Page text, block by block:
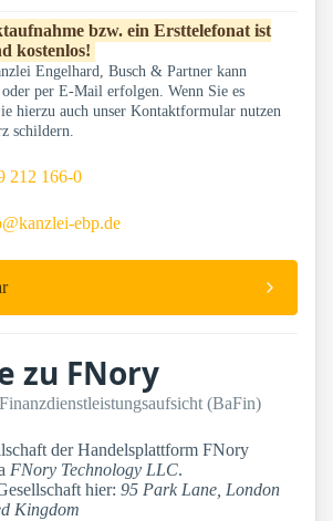
bzw. ein Ersttelefonat ist
kostenlos!
Engelhard, Busch & Partner kann
per E-Mail erfolgen. Wenn Sie es
hierzu auch unser Kontaktformular nutzen
schildern.
212 166-0
ebp.de
zu FNory
(BaFin)
der Handelsplattform FNory
FNory Technology LLC.
hier: 95 Park Lane, London
Kingdom